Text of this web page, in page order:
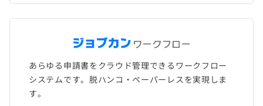
あらゆる申請書をクラウド管理できるワークフロー
システムです。脱ハンコ・ペーパーレスを実現しま
す。